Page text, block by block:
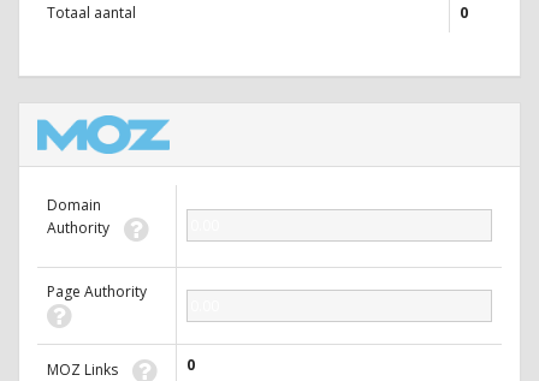
Totaal aantal
0
Domain
Authority
Page Authority
MOZ Links 0